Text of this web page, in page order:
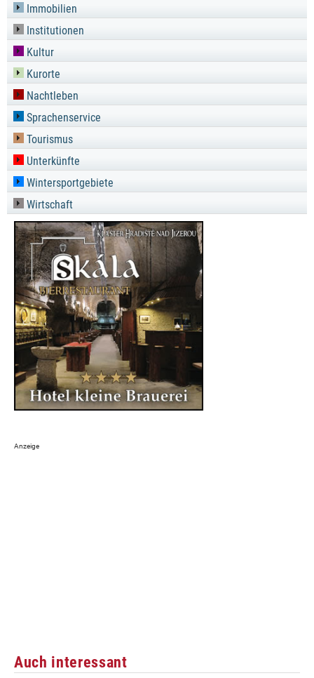
Immobilien
Institutionen
Kultur
Kurorte
Nachtleben
Sprachenservice
Tourismus
Unterkünfte
Wintersportgebiete
Wirtschaft
Auch interessant